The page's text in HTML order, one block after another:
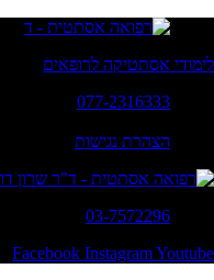
לימודי אסתטיקה לרופאים
077-2316333
הצהרת נגישות
03-7572296
Facebook InstagramYoutube